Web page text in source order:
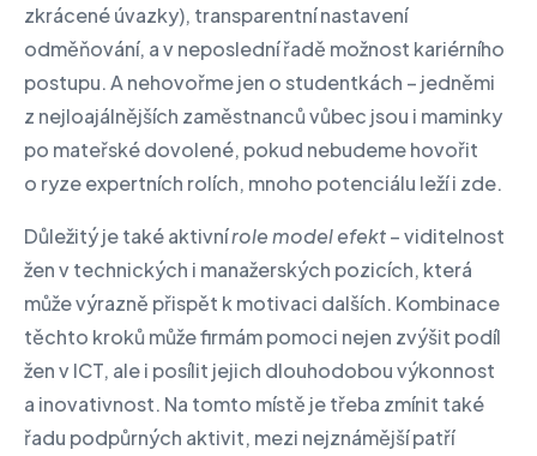
zkrácené úvazky), transparentní nastavení
odměňování, a v neposlední řadě možnost kariérního
postupu. A nehovořme jen o studentkách – jedněmi
z nejloajálnějších zaměstnanců vůbec jsou i maminky
po mateřské dovolené, pokud nebudeme hovořit
o ryze expertních rolích, mnoho potenciálu leží i zde.
Důležitý je také aktivnírole model efekt– viditelnost
žen v technických i manažerských pozicích, která
může výrazně přispět k motivaci dalších. Kombinace
těchto kroků může firmám pomoci nejen zvýšit podíl
žen v ICT, ale i posílit jejich dlouhodobou výkonnost
a inovativnost. Na tomto místě je třeba zmínit také
řadu podpůrných aktivit, mezi nejznámější patří